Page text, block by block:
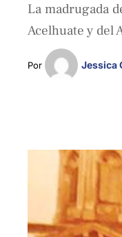
La madrugada
Acelhuate y del
Por Jessica